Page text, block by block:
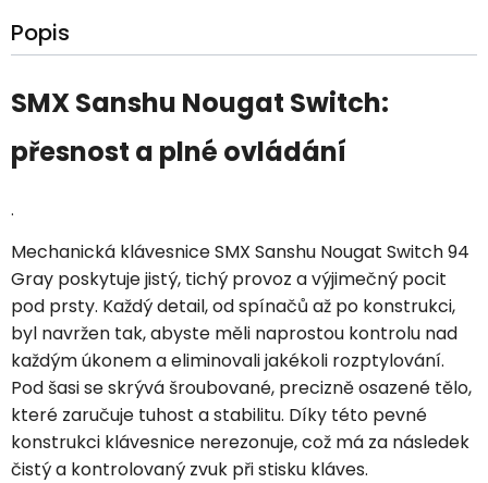
Popis
SMX Sanshu Nougat Switch:
přesnost a plné ovládání
.
Mechanická klávesnice SMX Sanshu Nougat Switch 94
Gray poskytuje jistý, tichý provoz a výjimečný pocit
pod prsty. Každý detail, od spínačů až po konstrukci,
byl navržen tak, abyste měli naprostou kontrolu nad
každým úkonem a eliminovali jakékoli rozptylování.
Pod šasi se skrývá šroubované, precizně osazené tělo,
které zaručuje tuhost a stabilitu. Díky této pevné
konstrukci klávesnice nerezonuje, což má za následek
čistý a kontrolovaný zvuk při stisku kláves.